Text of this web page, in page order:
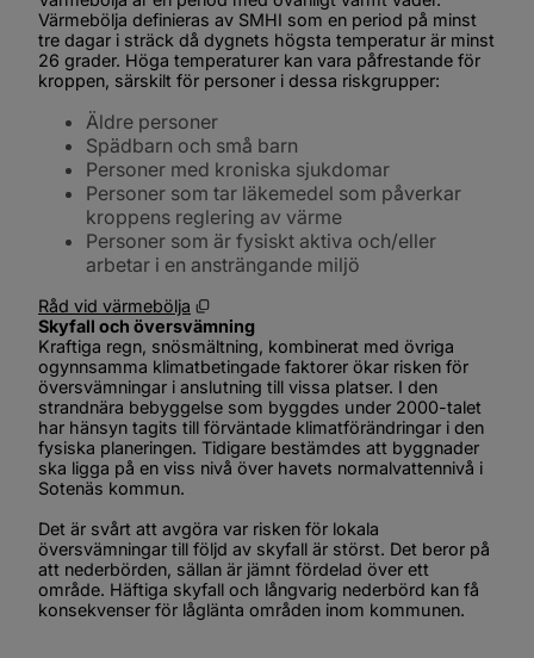
Värmebölja definieras av SMHI som en period på minst
tre dagar i sträck då dygnets högsta temperatur är minst
26 grader. Höga temperaturer kan vara påfrestande för
kroppen, särskilt för personer i dessa riskgrupper:
Äldre personer
Spädbarn och små barn
Personer med kroniska sjukdomar
Personer som tar läkemedel som påverkar
kroppens reglering av värme
Personer som är fysiskt aktiva och/eller
arbetar i en ansträngande miljö
Råd vid värmebölja
Öppnas i nytt fönster.
Skyfall och översvämning
Kraftiga regn, snösmältning, kombinerat med övriga
ogynnsamma klimatbetingade faktorer ökar risken för
översvämningar i anslutning till vissa platser. I den
strandnära bebyggelse som byggdes under 2000-talet
har hänsyn tagits till förväntade klimatförändringar i den
fysiska planeringen. Tidigare bestämdes att byggnader
ska ligga på en viss nivå över havets normalvattennivå i
Sotenäs kommun.
Det är svårt att avgöra var risken för lokala
översvämningar till följd av skyfall är störst. Det beror på
att nederbörden, sällan är jämnt fördelad över ett
område. Häftiga skyfall och långvarig nederbörd kan få
konsekvenser för låglänta områden inom kommunen.